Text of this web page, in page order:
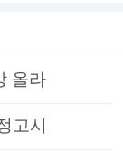
올라
고시